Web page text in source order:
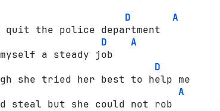
D
A
quit the police department
D
A
a steady job
D
she tried her best to help me
A
steal but she could not rob